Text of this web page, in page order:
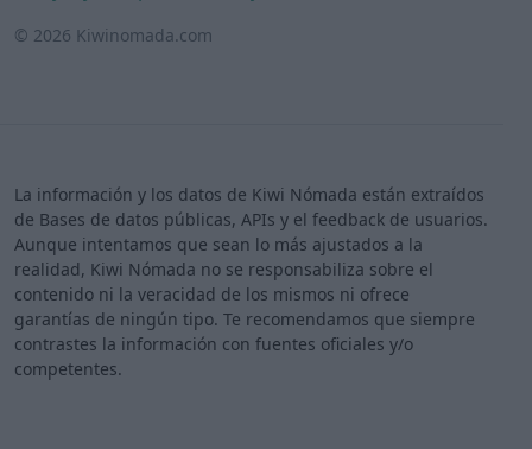
© 2026 Kiwinomada.com
La información y los datos de Kiwi Nómada están extraídos
de Bases de datos públicas, APIs y el feedback de usuarios.
Aunque intentamos que sean lo más ajustados a la
realidad, Kiwi Nómada no se responsabiliza sobre el
contenido ni la veracidad de los mismos ni ofrece
garantías de ningún tipo. Te recomendamos que siempre
contrastes la información con fuentes oficiales y/o
competentes.